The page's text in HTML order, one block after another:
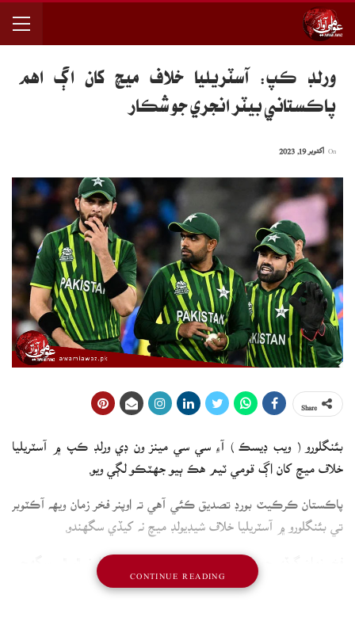
ورلڊ ڪپ: آسٽريليا خلاف ميچ کان اڳ اهم
پاڪستاني بيٽر انجري جو شڪار
اکتوبر 19, 2023
بئنگلورو ( ويب ڊيسڪ ) آءِ سي سي مينز ون ڊي ورلڊ ڪپ ۾ آسٽريليا
خلاف ميچ کان اڳ قومي ٽيم هڪ ٻيو جهٽڪو لڳي ويو.
پاڪستان ڪرڪيٽ بورڊ تصديق ڪئي آهي ته اوپنر فخر زمان ويهه آڪٽوبر
تي بئنگلورو ۾ آسٽريليا خلاف شيڊيولڊ ميچ نه کيڏي سگهندو.
فخر زمان گوڏي جي انجري سبب پليئنگ اليون ۾ شامل نه ٿو ٿي سگهجي
پر اميد آهي ته ايندڙ هفتي تائين سليڪشن لاءِ دستياب هوندو.